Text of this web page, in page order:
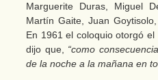
Marguerite Duras, Miguel
Martín Gaite, Juan
En 1961 el coloquio otorgó
dijo que, “como
de la noche a la mañana en